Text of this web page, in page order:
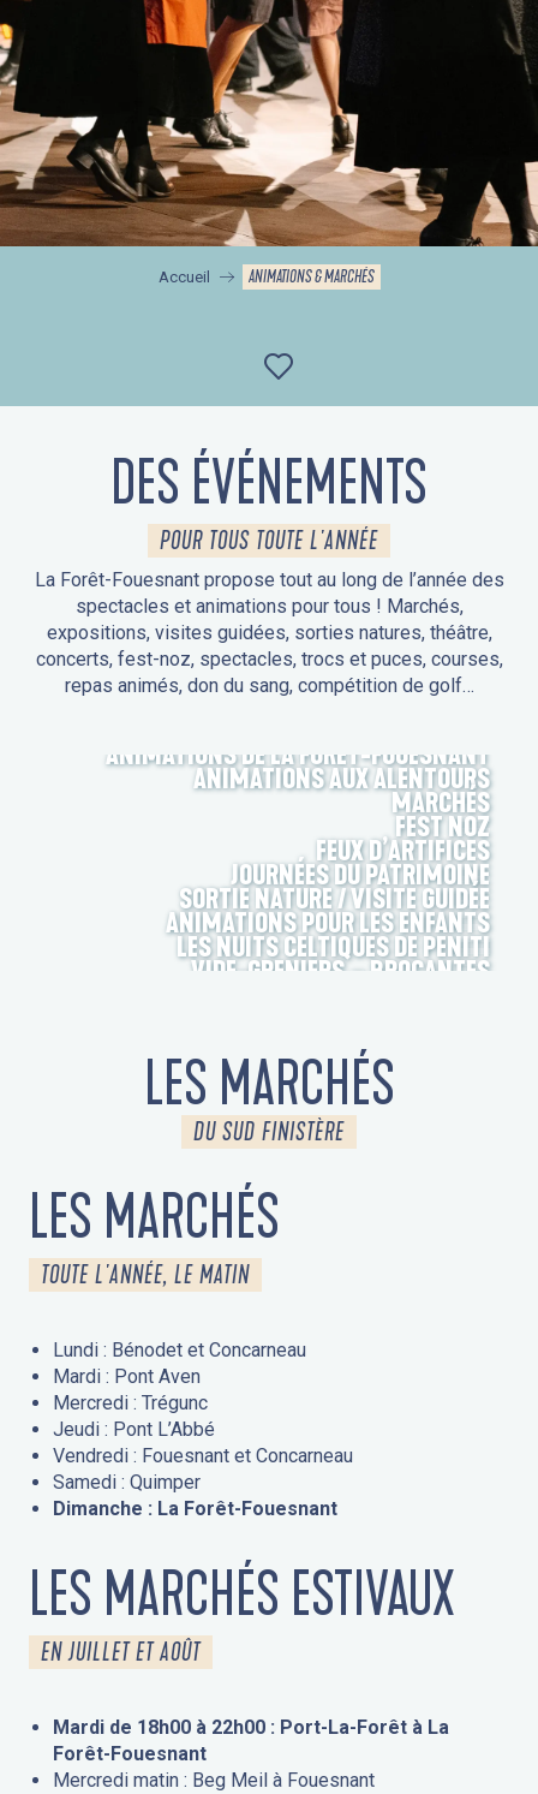
Accueil ANIMATIONS & MARCHÉS
Ajouter aux
DES ÉVÉNEMENTS
POUR TOUS TOUTE L'ANNÉE
La Forêt-Fouesnant propose tout au long de l’année des
spectacles et animations pour tous ! Marchés,
expositions, visites guidées, sorties natures, théâtre,
concerts, fest-noz, spectacles, trocs et puces, courses,
repas animés, don du sang, compétition de golf…
ANIMATIONS DE LA FORÊT-FOUESNANT
ANIMATIONS AUX ALENTOURS
MARCHÉS
FEST NOZ
FEUX D’ARTIFICES
JOURNÉES DU PATRIMOINE
SORTIE NATURE / VISITE GUIDÉE
ANIMATIONS POUR LES ENFANTS
LES NUITS CELTIQUES DE PENITI
VIDE-GRENIERS – BROCANTES
LES MARCHÉS
DU SUD FINISTÈRE
LES MARCHÉS
TOUTE L'ANNÉE, LE MATIN
Lundi : Bénodet et Concarneau
Mardi : Pont Aven
Mercredi : Trégunc
Jeudi : Pont L’Abbé
Vendredi : Fouesnant et Concarneau
Samedi : Quimper
Dimanche : La Forêt-Fouesnant
LES MARCHÉS ESTIVAUX
EN JUILLET ET AOÛT
Mardi de 18h00 à 22h00 : Port-La-Forêt à La
Forêt-Fouesnant
Mercredi matin : Beg Meil à Fouesnant